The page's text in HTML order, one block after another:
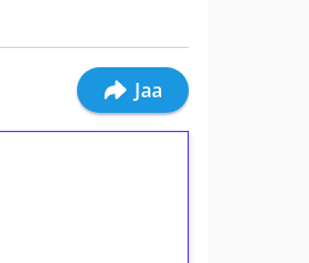
Jaa